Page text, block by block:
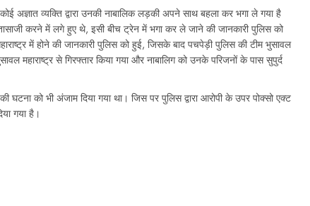
अज्ञात व्यक्ति द्वारा उनकी नाबालिक लड़की अपने साथ बहला कर भगा ले गया है
करने में लगे हुए थे, इसी बीच ट्रेन में भगा कर ले जाने की जानकारी पुलिस को
में होने की जानकारी पुलिस को हुई, जिसके बाद पचपेड़ी पुलिस की टीम भुसावल
से गिरफ्तार किया गया और नाबालिग को उनके परिजनों के पास सुपुर्द
घटना को भी अंजाम दिया गया था। जिस पर पुलिस द्वारा आरोपी के उपर पोक्सो एक्ट
गया है।